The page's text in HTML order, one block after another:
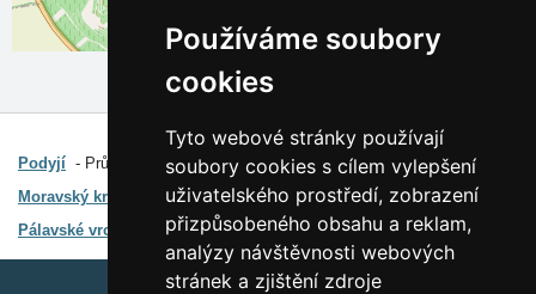
Používáme soubory
cookies
Tyto webové stránky používají
soubory cookies s cílem vylepšení
uživatelského prostředí, zobrazení
přizpůsobeného obsahu a reklam,
analýzy návštěvnosti webových
stránek a zjištění zdroje
Leaflet| ©OpenStreetMap
Zajímavé odkazy:
Podyjí
Průvodce oblastí
Moravský kras
Průvodce oblastí
Pálavské vrchy
Průvodce oblastí